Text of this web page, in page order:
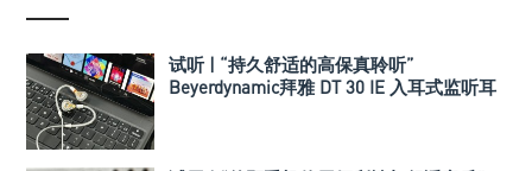
试听 | “持久舒适的高保真聆听”
Beyerdynamic拜雅 DT 30 IE 入耳式监听耳